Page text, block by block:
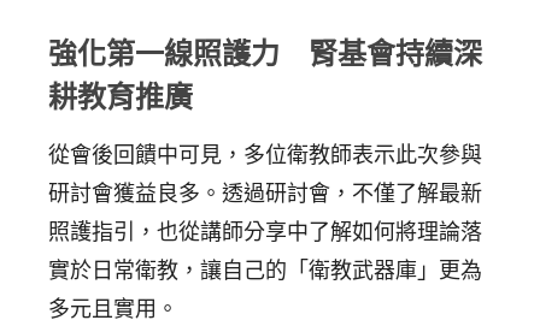
強化第一線照護力 腎基會持續深
耕教育推廣
從會後回饋中可見，多位衛教師表示此次參與
研討會獲益良多。透過研討會，不僅了解最新
照護指引，也從講師分享中了解如何將理論落
實於日常衛教，讓自己的「衛教武器庫」更為
多元且實用。